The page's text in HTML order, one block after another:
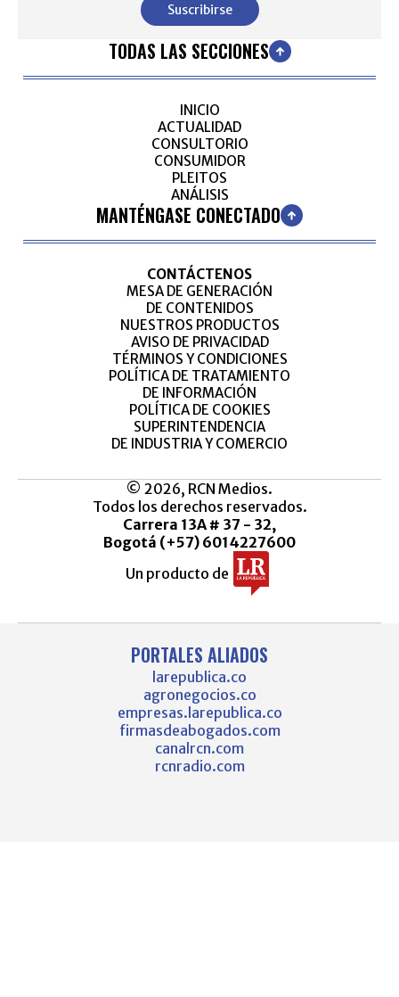
Suscribirse
TODAS LAS SECCIONES
INICIO
ACTUALIDAD
CONSULTORIO
CONSUMIDOR
PLEITOS
ANÁLISIS
MANTÉNGASE CONECTADO
CONTÁCTENOS
MESA DE GENERACIÓN
DE CONTENIDOS
NUESTROS PRODUCTOS
AVISO DE PRIVACIDAD
TÉRMINOS Y CONDICIONES
POLÍTICA DE TRATAMIENTO
DE INFORMACIÓN
POLÍTICA DE COOKIES
SUPERINTENDENCIA
DE INDUSTRIA Y COMERCIO
© 2026, RCN Medios.
Todos los derechos reservados.
Carrera 13A # 37 - 32,
Bogotá (+57) 6014227600
Un producto de
PORTALES ALIADOS
larepublica.co
agronegocios.co
empresas.larepublica.co
firmasdeabogados.com
canalrcn.com
rcnradio.com